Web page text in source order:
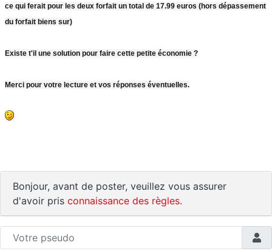
ce qui ferait pour les deux forfait un total de 17.99 euros (hors dépassement
du forfait biens sur)
Existe t'il une solution pour faire cette petite économie ?
Merci pour votre lecture et vos réponses éventuelles.
Bonjour, avant de poster, veuillez vous assurer
d'avoir pris connaissance des règles.